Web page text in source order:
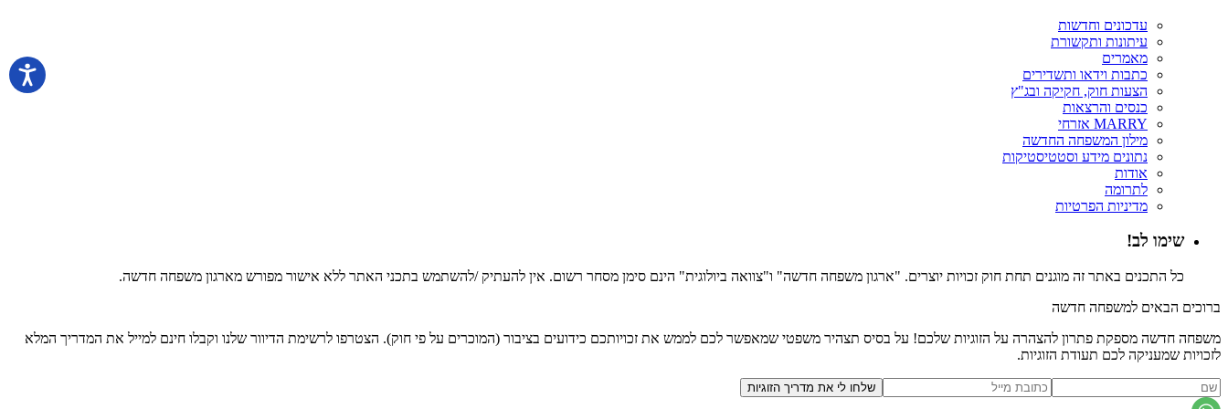
עדכונים וחדשות
עיתונות ותקשורת
מאמרים
כתבות וידאו ותשדירים
הצעות חוק, חקיקה ובג"ץ
כנסים והרצאות
MARRY אזרחי
מילון המשפחה החדשה
נתונים מידע וסטטיסטיקות
אודות
לתרומה
מדיניות הפרטיות
שימו לב!
כל התכנים באתר זה מוגנים תחת חוק זכויות יוצרים. "ארגון משפחה חדשה" ו"צוואה ביולוגית" הינם סימן מסחר רשום. אין להעתיק /להשתמש בתכני האתר ללא אישור מפורש מארגון משפחה חדשה.
ברוכים הבאים למשפחה חדשה
משפחה חדשה מספקת פתרון להצהרה על הזוגיות שלכם! על בסיס תצהיר משפטי שמאפשר לכם לממש את זכויותכם כידועים בציבור (המוכרים על פי חוק). הצטרפו לרשימת הדיוור שלנו וקבלו חינם למייל את המדריך המלא
לזכויות שמעניקה לכם תעודת הזוגיות.